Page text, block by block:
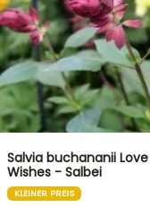
Salvia buchananii
Wishes - Salbei
KLEINER PREIS